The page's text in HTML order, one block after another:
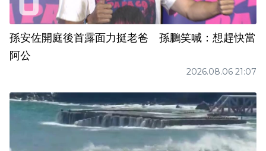
孫安佐開庭後首露面力挺老爸 孫鵬笑喊：想趕快當
阿公
2026.08.06 21:07